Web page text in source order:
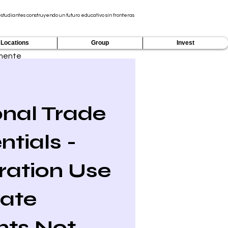
construyendo un futuro educativo sin fronteras
Locations Group Invest
Trade
-
Use